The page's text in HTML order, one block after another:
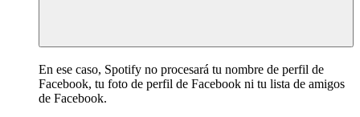
En ese caso, Spotify no procesará tu nombre de perfil de
Facebook, tu foto de perfil de Facebook ni tu lista de amigos
de Facebook.